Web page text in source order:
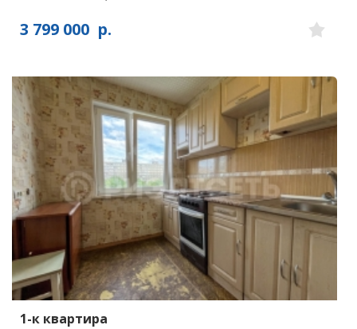
3 799 000 р.
1-к квартира